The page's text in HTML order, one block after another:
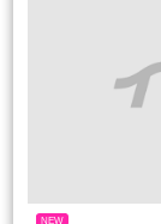
NEW